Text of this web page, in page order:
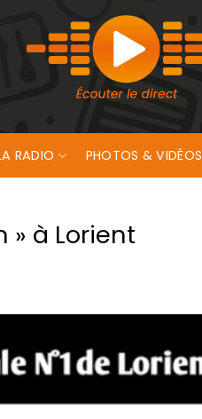
RADIO PHOTOS & VIDÉOS
» à Lorient